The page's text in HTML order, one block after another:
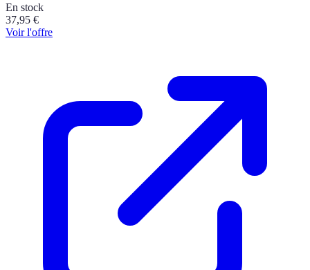
En stock
37,95 €
Voir l'offre